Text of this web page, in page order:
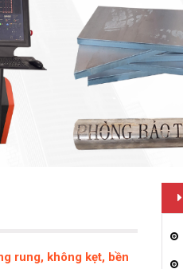
rung, không kẹt, bền